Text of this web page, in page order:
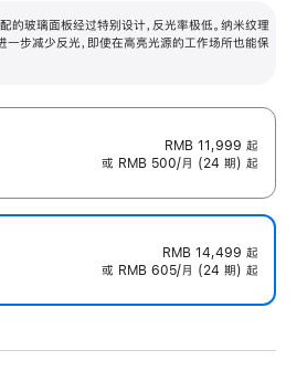
的玻璃面板经过特别设计，反光率极低。纳米纹理
一步减少反光，即使在高亮光源的工作场所也能保
RMB 11,999 起
或 RMB 500/月 (24 期) 起
RMB 14,499 起
或 RMB 605/月 (24 期) 起